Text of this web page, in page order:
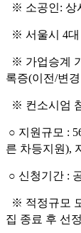
※ 소공인: 상
※ 서울시 4대
※ 가업승계
록증(이전/변
※ 컨소시엄
○ 지원규모 :
른 차등지원),
○ 신청기간 :
※ 적정규모
집 종료 후 선